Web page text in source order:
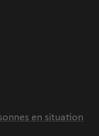
en situation